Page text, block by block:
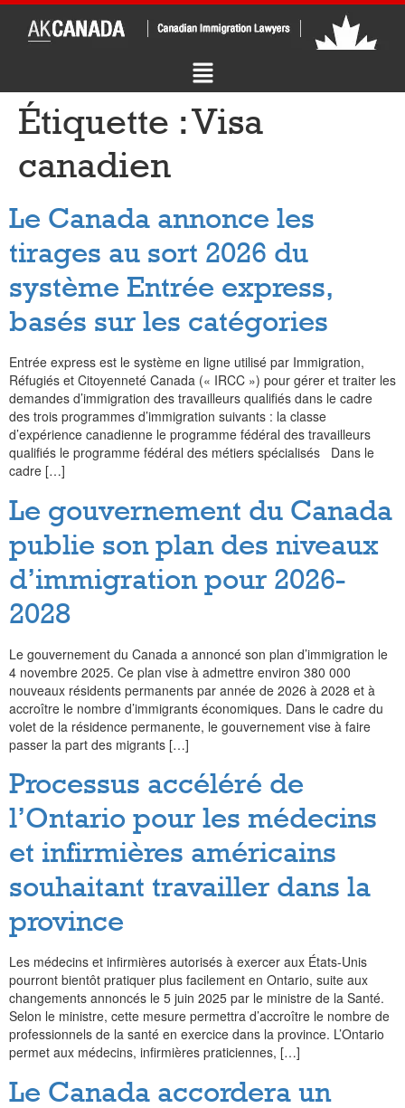
Étiquette :Visa
canadien
Le Canada annonce les
tirages au sort 2026 du
système Entrée express,
basés sur les catégories
Entrée express est le système en ligne utilisé par Immigration,
Réfugiés et Citoyenneté Canada (« IRCC ») pour gérer et traiter les
demandes d’immigration des travailleurs qualifiés dans le cadre
des trois programmes d’immigration suivants : la classe
d’expérience canadienne le programme fédéral des travailleurs
qualifiés le programme fédéral des métiers spécialisés Dans le
cadre […]
Le gouvernement du Canada
publie son plan des niveaux
d’immigration pour 2026-
2028
Le gouvernement du Canada a annoncé son plan d’immigration le
4 novembre 2025. Ce plan vise à admettre environ 380 000
nouveaux résidents permanents par année de 2026 à 2028 et à
accroître le nombre d’immigrants économiques. Dans le cadre du
volet de la résidence permanente, le gouvernement vise à faire
passer la part des migrants […]
Processus accéléré de
l’Ontario pour les médecins
et infirmières américains
souhaitant travailler dans la
province
Les médecins et infirmières autorisés à exercer aux États-Unis
pourront bientôt pratiquer plus facilement en Ontario, suite aux
changements annoncés le 5 juin 2025 par le ministre de la Santé.
Selon le ministre, cette mesure permettra d’accroître le nombre de
professionnels de la santé en exercice dans la province. L’Ontario
permet aux médecins, infirmières praticiennes, […]
Le Canada accordera un